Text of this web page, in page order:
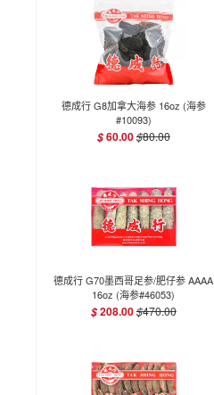
德成行 G8加拿大海参 16oz (海参
#10093)
$60.00$80.00
德成行 G70墨西哥足参/肥仔参 AAAA
16oz (海参#46053)
$208.00$470.00